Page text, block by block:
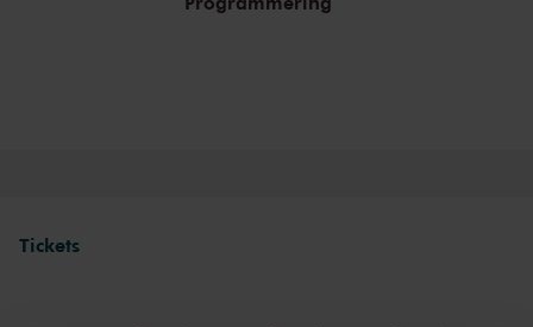
Tickets